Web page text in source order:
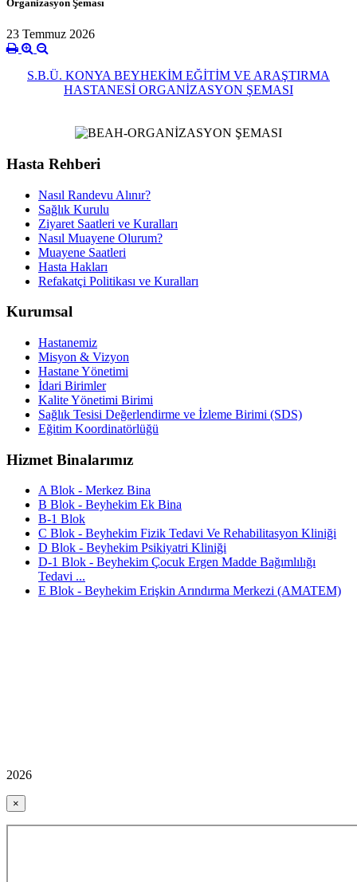
Organizasyon Şeması
23 Temmuz 2026
S.B.Ü. KONYA BEYHEKİM EĞİTİM VE ARAŞTIRMA
HASTANESİ ORGANİZASYON ŞEMASI
Hasta Rehberi
Nasıl Randevu Alınır?
Sağlık Kurulu
Ziyaret Saatleri ve Kuralları
Nasıl Muayene Olurum?
Muayene Saatleri
Hasta Hakları
Refakatçi Politikası ve Kuralları
Kurumsal
Hastanemiz
Misyon & Vizyon
Hastane Yönetimi
İdari Birimler
Kalite Yönetimi Birimi
Sağlık Tesisi Değerlendirme ve İzleme Birimi (SDS)
Eğitim Koordinatörlüğü
Hizmet Binalarımız
A Blok - Merkez Bina
B Blok - Beyhekim Ek Bina
B-1 Blok
C Blok - Beyhekim Fizik Tedavi Ve Rehabilitasyon Kliniği
D Blok - Beyhekim Psikiyatri Kliniği
D-1 Blok - Beyhekim Çocuk Ergen Madde Bağımlılığı
Tedavi ...
E Blok - Beyhekim Erişkin Arındırma Merkezi (AMATEM)
2026
×